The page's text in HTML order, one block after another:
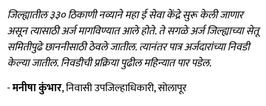
जिल्ह्यातील ३३० ठिकाणी नव्याने महा ई सेवा केंद्रे सुरू केली जाणार
असून त्यासाठी अर्ज मागविण्यात आले होते. ते सगळे अर्ज जिल्ह्याच्या सेतू
समितीपुढे छाननीसाठी ठेवले जातील. त्यानंतर पात्र अर्जदारांच्या निवडी
केल्या जातील. निवडीची प्रक्रिया पुढील महिन्यात पार पडेल.
-मनीषा कुंभार, निवासी उपजिल्हाधिकारी, सोलापूर